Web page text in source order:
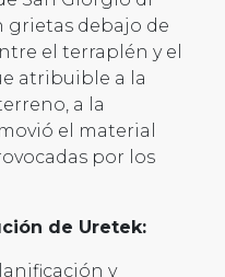
grietas debajo de
el terraplén y el
atribuible a la
a la
el material
por los
de Uretek:
y